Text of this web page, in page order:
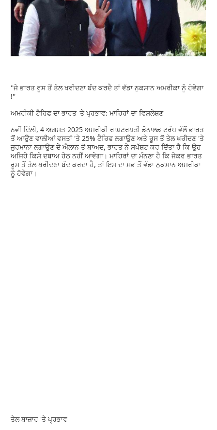
''ਜੇ ਭਾਰਤ ਰੂਸ ਤੋਂ ਤੇਲ ਖਰੀਦਣਾ ਬੰਦ ਕਰਦੈ ਤਾਂ ਵੱਡਾ ਨੁਕਸਾਨ ਅਮਰੀਕਾ ਨੂੰ ਹੋਵੇਗਾ
!''
ਅਮਰੀਕੀ ਟੈਰਿਫ ਦਾ ਭਾਰਤ 'ਤੇ ਪ੍ਰਭਾਵ: ਮਾਹਿਰਾਂ ਦਾ ਵਿਸ਼ਲੇਸ਼ਣ
ਨਵੀਂ ਦਿੱਲੀ, 4 ਅਗਸਤ 2025 ਅਮਰੀਕੀ ਰਾਸ਼ਟਰਪਤੀ ਡੋਨਾਲਡ ਟਰੰਪ ਵੱਲੋਂ ਭਾਰਤ
ਤੋਂ ਆਉਣ ਵਾਲੀਆਂ ਵਸਤਾਂ 'ਤੇ 25% ਟੈਰਿਫ ਲਗਾਉਣ ਅਤੇ ਰੂਸ ਤੋਂ ਤੇਲ ਖਰੀਦਣ 'ਤੇ
ਜੁਰਮਾਨਾ ਲਗਾਉਣ ਦੇ ਐਲਾਨ ਤੋਂ ਬਾਅਦ, ਭਾਰਤ ਨੇ ਸਪੱਸ਼ਟ ਕਰ ਦਿੱਤਾ ਹੈ ਕਿ ਉਹ
ਅਜਿਹੇ ਕਿਸੇ ਦਬਾਅ ਹੇਠ ਨਹੀਂ ਆਵੇਗਾ। ਮਾਹਿਰਾਂ ਦਾ ਮੰਨਣਾ ਹੈ ਕਿ ਜੇਕਰ ਭਾਰਤ
ਰੂਸ ਤੋਂ ਤੇਲ ਖਰੀਦਣਾ ਬੰਦ ਕਰਦਾ ਹੈ, ਤਾਂ ਇਸ ਦਾ ਸਭ ਤੋਂ ਵੱਡਾ ਨੁਕਸਾਨ ਅਮਰੀਕਾ
ਨੂੰ ਹੋਵੇਗਾ।
ਤੇਲ ਬਾਜ਼ਾਰ 'ਤੇ ਪ੍ਰਭਾਵ